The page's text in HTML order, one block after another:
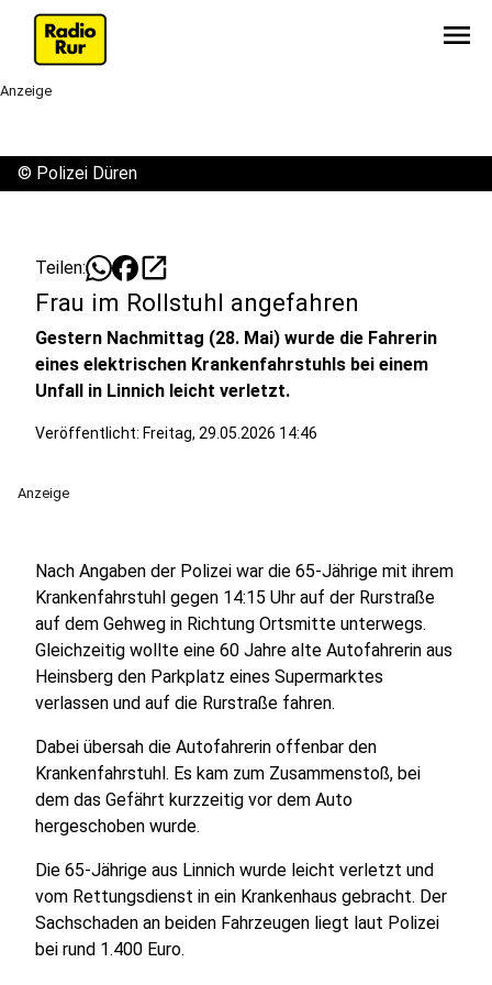
menu
Anzeige
© Polizei Düren
Teilen: open_in_new
Frau im Rollstuhl angefahren
Gestern Nachmittag (28. Mai) wurde die Fahrerin
eines elektrischen Krankenfahrstuhls bei einem
Unfall in Linnich leicht verletzt.
Veröffentlicht: Freitag, 29.05.2026 14:46
Anzeige
Nach Angaben der Polizei war die 65-Jährige mit ihrem
Krankenfahrstuhl gegen 14:15 Uhr auf der Rurstraße
auf dem Gehweg in Richtung Ortsmitte unterwegs.
Gleichzeitig wollte eine 60 Jahre alte Autofahrerin aus
Heinsberg den Parkplatz eines Supermarktes
verlassen und auf die Rurstraße fahren.
Dabei übersah die Autofahrerin offenbar den
Krankenfahrstuhl. Es kam zum Zusammenstoß, bei
dem das Gefährt kurzzeitig vor dem Auto
hergeschoben wurde.
Die 65-Jährige aus Linnich wurde leicht verletzt und
vom Rettungsdienst in ein Krankenhaus gebracht. Der
Sachschaden an beiden Fahrzeugen liegt laut Polizei
bei rund 1.400 Euro.